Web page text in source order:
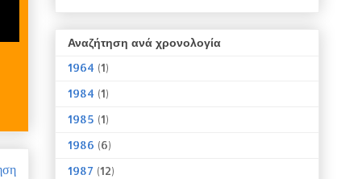
Αναζήτηση ανά χρονολογία
1964 (1)
1984 (1)
1985 (1)
1986 (6)
1987 (12)